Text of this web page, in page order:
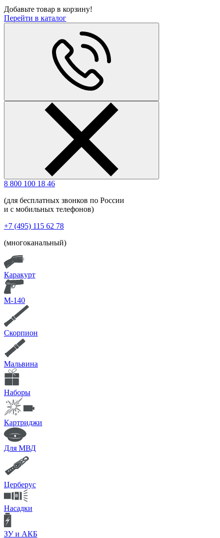
Добавьте товар в корзину!
Перейти в каталог
8 800 100 18 46
(для бесплатных звонков по России
и с мобильных телефонов)
+7 (495) 115 62 78
(многоканальный)
Каракурт
М-140
Скорпион
Мальвина
Наборы
Картриджи
Для МВД
Церберус
Насадки
ЗУ и АКБ